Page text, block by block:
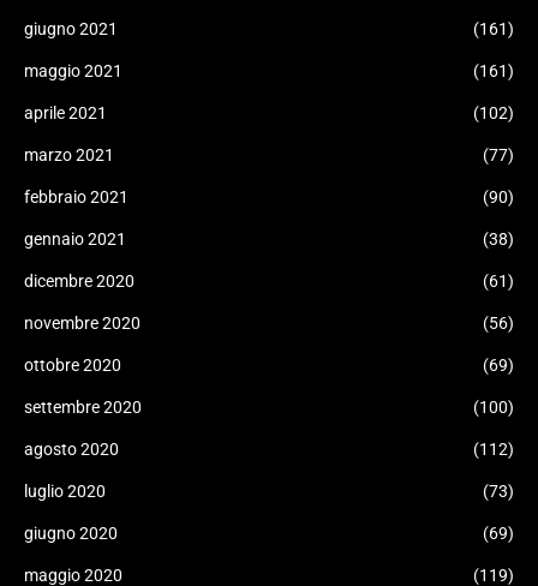
giugno 2021 (161)
maggio 2021 (161)
aprile 2021 (102)
marzo 2021 (77)
febbraio 2021 (90)
gennaio 2021 (38)
dicembre 2020 (61)
novembre 2020 (56)
ottobre 2020 (69)
settembre 2020 (100)
agosto 2020 (112)
luglio 2020 (73)
giugno 2020 (69)
maggio 2020 (119)